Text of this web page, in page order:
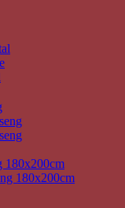
180x200cm
180x200cm